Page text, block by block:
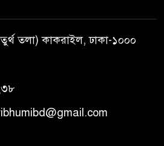
তলা) কাকরাইল, ঢাকা-১০০০